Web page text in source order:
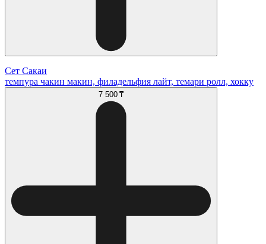
Сет Сакаи
темпура чакин макин, филадельфия лайт, темари ролл, хокку
7 500 ₸